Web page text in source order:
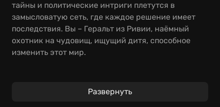
тайны и политические интриги плетутся в
замысловатую сеть, где каждое решение имеет
последствия. Вы – Геральт из Ривии, наёмный
охотник на чудовищ, ищущий дитя, способное
изменить этот мир.
мир, полный опасностей и возможностей.
Развернуть